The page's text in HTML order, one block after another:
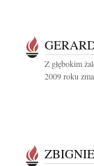
Z głębokim
2009 roku